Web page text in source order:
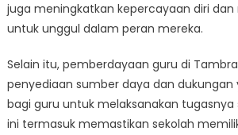
juga meningkatkan kepercayaan diri
untuk unggul dalam peran mereka.
Selain itu, pemberdayaan guru di
penyediaan sumber daya dan dukungan
bagi guru untuk melaksanakan tugasnya
ini termasuk memastikan sekolah